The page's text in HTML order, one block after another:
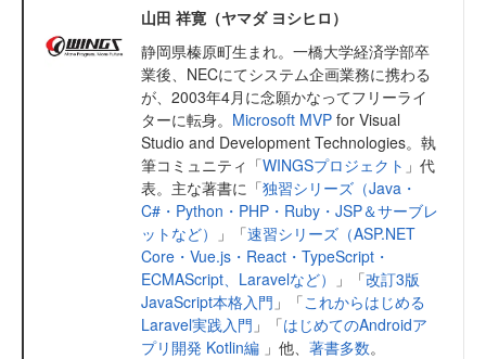
山田 祥寛（ヤマダ ヨシヒロ）
静岡県榛原町生まれ。一橋大学経済学部卒
業後、NECにてシステム企画業務に携わる
が、2003年4月に念願かなってフリーライ
ターに転身。 Microsoft MVP for Visual
Studio and Development Technologies。執
筆コミュニティ「WINGSプロジェクト 」代
表。主な著書に「独習シリーズ（Java・
C#・Python・PHP・Ruby・JSP＆サーブレ
ットなど）
」「速習シリーズ（ASP.NET
Core・Vue.js・React・TypeScript・
ECMAScript、Laravelなど）
」「改訂3版
JavaScript本格入門 」「これからはじめる
Laravel実践入門 」「はじめてのAndroidア
プリ開発 Kotlin編 」他、 著書多数。